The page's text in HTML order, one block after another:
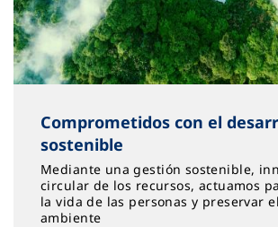
Comprometidos con el
sostenible
Mediante una gestión sostenible,
circular de los recursos, actuamos
la vida de las personas y preservar
ambiente